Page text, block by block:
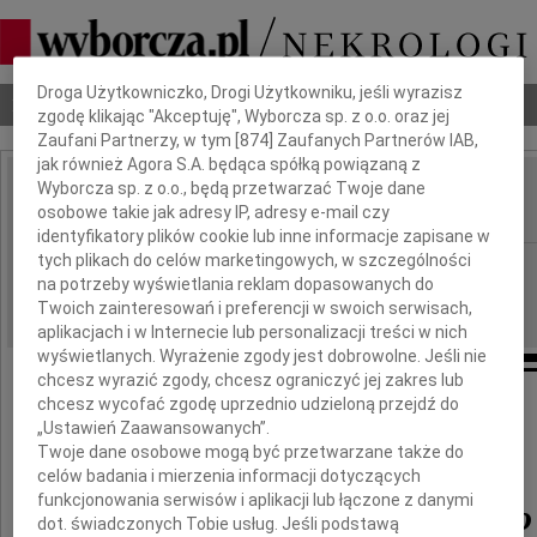
Nekrologi Odeszli Poradnik pogrzebowy
IMIĘ I NAZWISKO: Jerzy Płażewski
REGION: Łódź
DATA EMISJI: 11.08.2015
Z głębokim smutkiem żegnamy
naszego Kuzyna
Jerzego Płażewskiego
Dbamy o Twoją prywatność
Droga Użytkowniczko, Drogi Użytkowniku, jeśli wyrazisz
zgodę klikając "Akceptuję", Wyborcza sp. z o.o. oraz jej
Zaufani Partnerzy, w tym [874 ] Zaufanych Partnerów IAB,
jak również Agora S.A. będąca spółką powiązaną z
Wyborcza sp. z o.o., będą przetwarzać Twoje dane
osobowe takie jak adresy IP, adresy e-mail czy
identyfikatory plików cookie lub inne informacje zapisane w
tych plikach do celów marketingowych, w szczególności
na potrzeby wyświetlania reklam dopasowanych do
Twoich zainteresowań i preferencji w swoich serwisach,
aplikacjach i w Internecie lub personalizacji treści w nich
wyświetlanych. Wyrażenie zgody jest dobrowolne. Jeśli nie
chcesz wyrazić zgody, chcesz ograniczyć jej zakres lub
chcesz wycofać zgodę uprzednio udzieloną przejdź do
„Ustawień Zaawansowanych”.
Twoje dane osobowe mogą być przetwarzane także do
celów badania i mierzenia informacji dotyczących
funkcjonowania serwisów i aplikacji lub łączone z danymi
dot. świadczonych Tobie usług. Jeśli podstawą